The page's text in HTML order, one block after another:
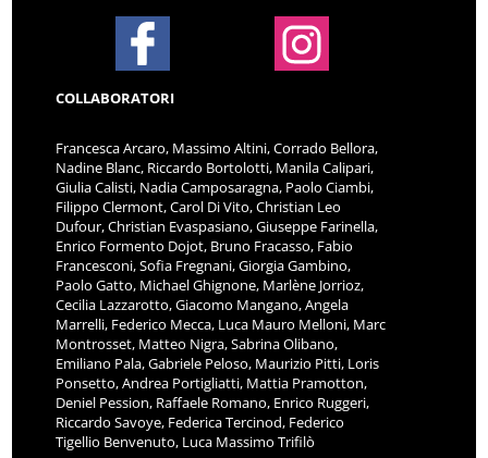
COLLABORATORI
Francesca Arcaro, Massimo Altini, Corrado Bellora,
Nadine Blanc, Riccardo Bortolotti, Manila Calipari,
Giulia Calisti, Nadia Camposaragna, Paolo Ciambi,
Filippo Clermont, Carol Di Vito, Christian Leo
Dufour, Christian Evaspasiano, Giuseppe Farinella,
Enrico Formento Dojot, Bruno Fracasso, Fabio
Francesconi, Sofia Fregnani, Giorgia Gambino,
Paolo Gatto, Michael Ghignone, Marlène Jorrioz,
Cecilia Lazzarotto, Giacomo Mangano, Angela
Marrelli, Federico Mecca, Luca Mauro Melloni, Marc
Montrosset, Matteo Nigra, Sabrina Olibano,
Emiliano Pala, Gabriele Peloso, Maurizio Pitti, Loris
Ponsetto, Andrea Portigliatti, Mattia Pramotton,
Deniel Pession, Raffaele Romano, Enrico Ruggeri,
Riccardo Savoye, Federica Tercinod, Federico
Tigellio Benvenuto, Luca Massimo Trifilò